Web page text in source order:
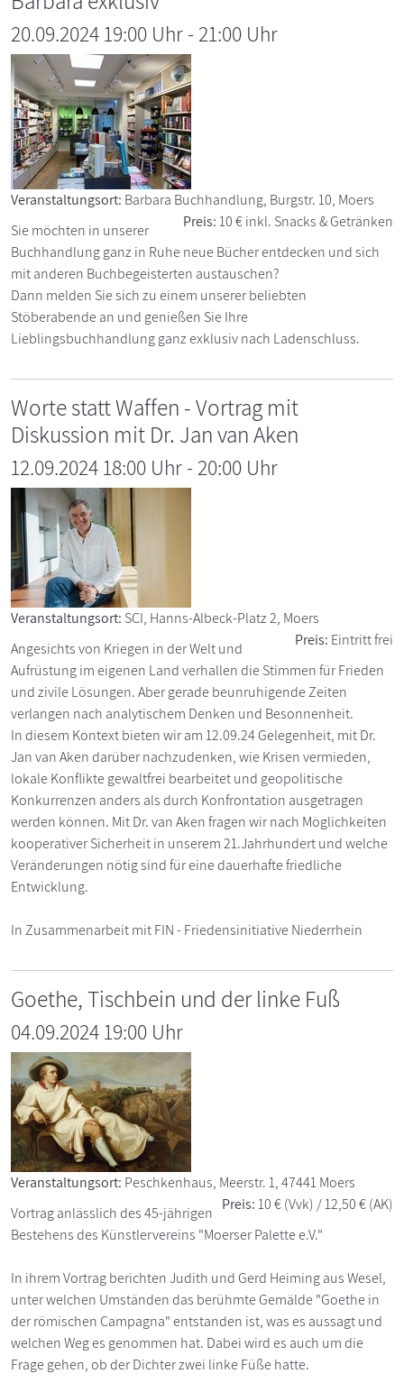
20.09.2024 19:00 Uhr-21:00 Uhr
Veranstaltungsort: Barbara Buchhandlung, Burgstr. 10, Moers
Preis:10 € inkl. Snacks & Getränken
Sie möchten in unserer
Buchhandlung ganz in Ruhe neue Bücher entdecken und sich
mit anderen Buchbegeisterten austauschen?
Dann melden Sie sich zu einem unserer beliebten
Stöberabende an und genießen Sie Ihre
Lieblingsbuchhandlung ganz exklusiv nach Ladenschluss.
Worte statt Waffen - Vortrag mit
Diskussion mit Dr. Jan van Aken
12.09.2024 18:00 Uhr-20:00 Uhr
Veranstaltungsort: SCI, Hanns-Albeck-Platz 2, Moers
Preis: Eintritt frei
Angesichts von Kriegen in der Welt und
Aufrüstung im eigenen Land verhallen die Stimmen für Frieden
und zivile Lösungen. Aber gerade beunruhigende Zeiten
verlangen nach analytischem Denken und Besonnenheit.
In diesem Kontext bieten wir am 12.09.24 Gelegenheit, mit Dr.
Jan van Aken darüber nachzudenken, wie Krisen vermieden,
lokale Konflikte gewaltfrei bearbeitet und geopolitische
Konkurrenzen anders als durch Konfrontation ausgetragen
werden können. Mit Dr. van Aken fragen wir nach Möglichkeiten
kooperativer Sicherheit in unserem 21.Jahrhundert und welche
Veränderungen nötig sind für eine dauerhafte friedliche
Entwicklung.
In Zusammenarbeit mit FIN - Friedensinitiative Niederrhein
Goethe, Tischbein und der linke Fuß
04.09.2024 19:00 Uhr
Veranstaltungsort: Peschkenhaus, Meerstr. 1, 47441 Moers
Preis:10 € (Vvk) / 12,50 € (AK)
Vortrag anlässlich des 45-jährigen
Bestehens des Künstlervereins "Moerser Palette e.V."
In ihrem Vortrag berichten Judith und Gerd Heiming aus Wesel,
unter welchen Umständen das berühmte Gemälde "Goethe in
der römischen Campagna" entstanden ist, was es aussagt und
welchen Weg es genommen hat. Dabei wird es auch um die
Frage gehen, ob der Dichter zwei linke Füße hatte.